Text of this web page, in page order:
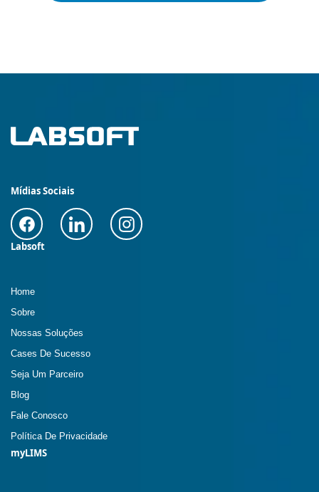
Mídias Sociais
Labsoft
Home
Sobre
Nossas Soluções
Cases De Sucesso
Seja Um Parceiro
Blog
Fale Conosco
Política De Privacidade
myLIMS